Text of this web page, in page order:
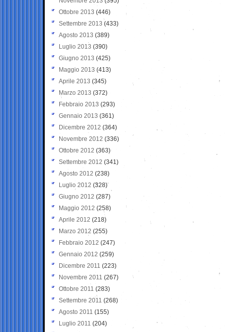
Ottobre 2013 (446)
Settembre 2013 (433)
Agosto 2013 (389)
Luglio 2013 (390)
Giugno 2013 (425)
Maggio 2013 (413)
Aprile 2013 (345)
Marzo 2013 (372)
Febbraio 2013 (293)
Gennaio 2013 (361)
Dicembre 2012 (364)
Novembre 2012 (336)
Ottobre 2012 (363)
Settembre 2012 (341)
Agosto 2012 (238)
Luglio 2012 (328)
Giugno 2012 (287)
Maggio 2012 (258)
Aprile 2012 (218)
Marzo 2012 (255)
Febbraio 2012 (247)
Gennaio 2012 (259)
Dicembre 2011 (223)
Novembre 2011 (267)
Ottobre 2011 (283)
Settembre 2011 (268)
Agosto 2011 (155)
Luglio 2011 (204)